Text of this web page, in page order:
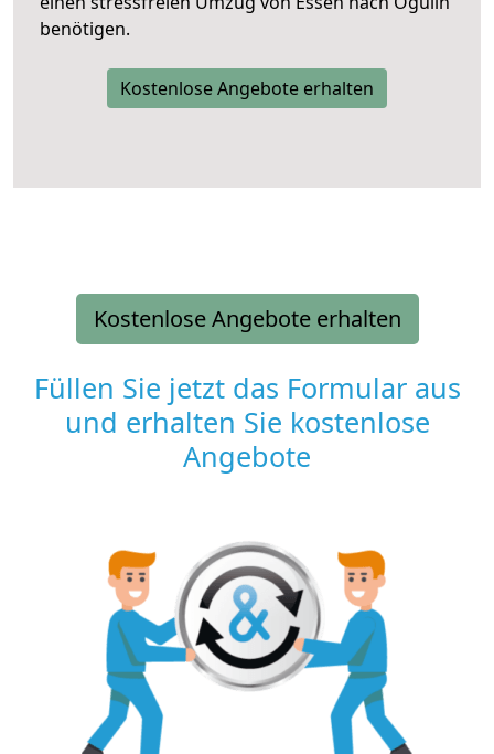
benötigen.
Kostenlose Angebote erhalten
Kostenlose Angebote erhalten
Füllen Sie jetzt das Formular aus
und erhalten Sie kostenlose
Angebote